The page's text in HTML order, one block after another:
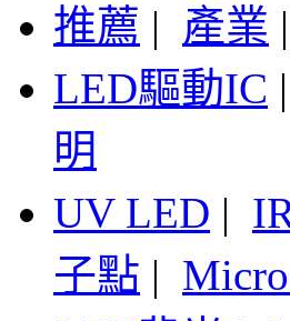
推薦 | 產業 |
LED驅動IC |
明
UV LED |
子點 |